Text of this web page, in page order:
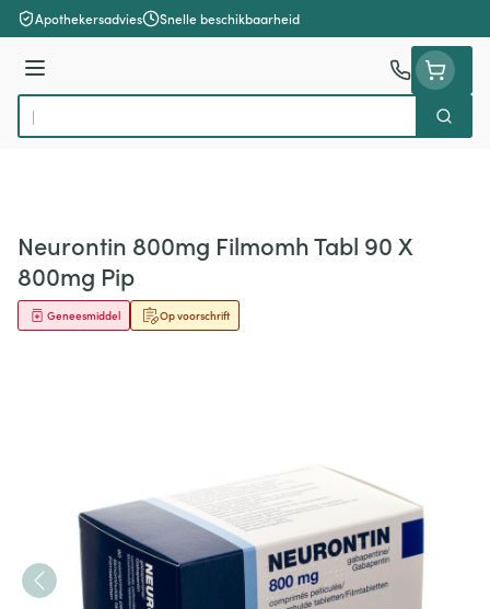
Ga naar de inhoud
Apothekersadvies Snelle beschikbaarheid
Menu
Product, merk, categorie...
Zoek
Neurontin 800mg Filmomh Tabl 90 X
800mg Pip
Op voorschrift
Geneesmiddel